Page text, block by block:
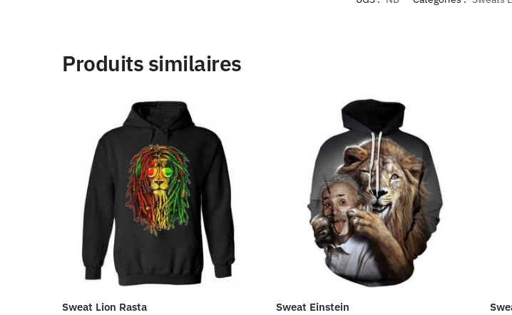
Produits similaires
Sweat Lion Rasta Sweat Einstein